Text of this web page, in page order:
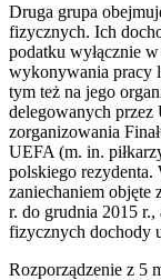
Druga grupa
fizycznych. Ich
podatku wyłącznie
wykonywania pracy
tym też na jego
delegowanych przez
zorganizowania
UEFA (m. in.
polskiego rezydenta.
zaniechaniem objęte
r. do grudnia 2015 r.,
fizycznych dochody
Rozporządzenie z 5